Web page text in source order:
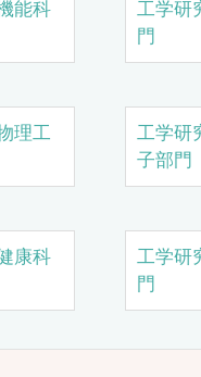
能科
工学研
門
理工
工学研
子部門
康科
工学研
門